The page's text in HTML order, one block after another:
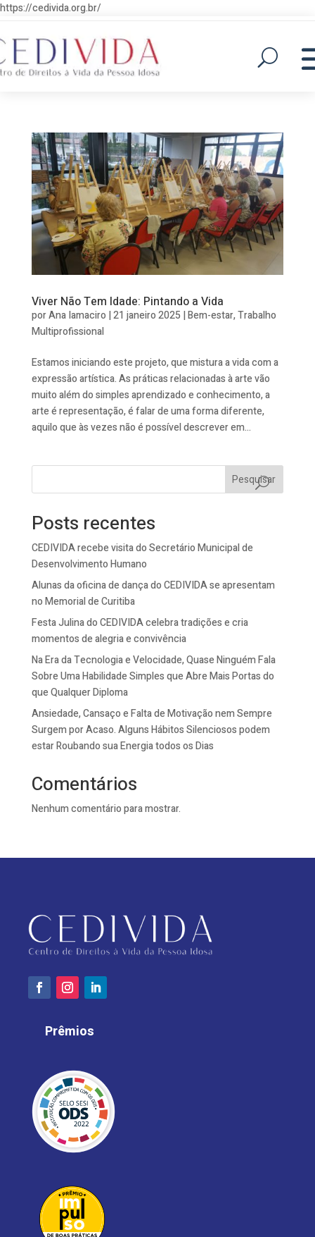
https://cedivida.org.br/
Viver Não Tem Idade: Pintando a Vida
porAna Iamaciro |21 janeiro 2025 |Bem-estar,Trabalho
Multiprofissional
Estamos iniciando este projeto, que mistura a vida com a
expressão artística. As práticas relacionadas à arte vão
muito além do simples aprendizado e conhecimento, a
arte é representação, é falar de uma forma diferente,
aquilo que às vezes não é possível descrever em...
Pesquisar
Posts recentes
CEDIVIDA recebe visita do Secretário Municipal de
Desenvolvimento Humano
Alunas da oficina de dança do CEDIVIDA se apresentam
no Memorial de Curitiba
Festa Julina do CEDIVIDA celebra tradições e cria
momentos de alegria e convivência
Na Era da Tecnologia e Velocidade, Quase Ninguém Fala
Sobre Uma Habilidade Simples que Abre Mais Portas do
que Qualquer Diploma
Ansiedade, Cansaço e Falta de Motivação nem Sempre
Surgem por Acaso. Alguns Hábitos Silenciosos podem
estar Roubando sua Energia todos os Dias
Comentários
Nenhum comentário para mostrar.
Prêmios